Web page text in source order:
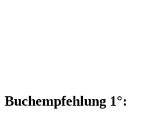
Buchempfehlung 1°: